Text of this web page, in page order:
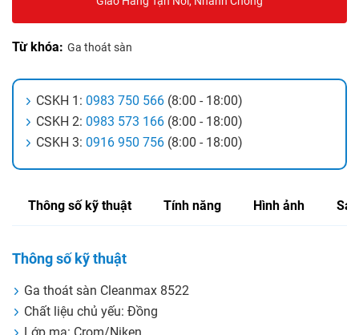
Từ khóa: Ga thoát sàn
CSKH 1: 0983 750 566 (8:00 - 18:00)
CSKH 2: 0983 573 166 (8:00 - 18:00)
CSKH 3: 0916 950 756 (8:00 - 18:00)
Thông số kỹ thuật Tính năng Hình ảnh
Thông số kỹ thuật
Ga thoát sàn Cleanmax 8522
Chất liệu chủ yếu: Đồng